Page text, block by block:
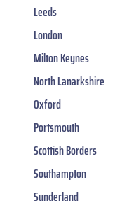
Leeds
London
Milton Keynes
North Lanarkshire
Oxford
Portsmouth
Scottish Borders
Southampton
Sunderland